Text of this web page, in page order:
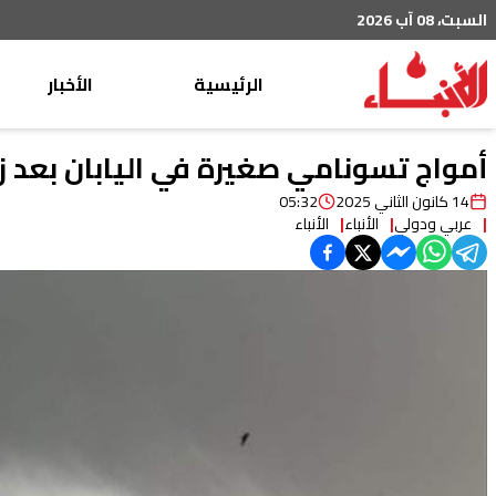
السبت، 08 آب 2026
الرئيسية
الأخبار
محليات
عربي دولي
خاص
أمواج تسونامي صغيرة في اليابان بعد زلزال بقوة 6,8
14 كانون الثاني 2025 05:32
عربي ودولي الأنباء الأنباء